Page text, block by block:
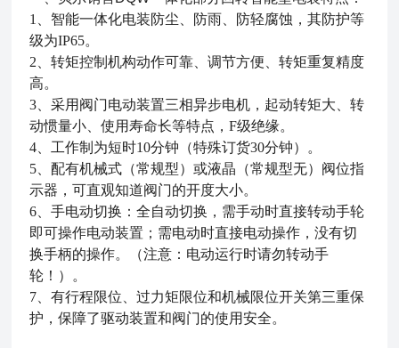
1、智能一体化电装防尘、防雨、防轻腐蚀，其防护等
级为IP65。
2、转矩控制机构动作可靠、调节方便、转矩重复精度
高。
3、采用阀门电动装置三相异步电机，起动转矩大、转
动惯量小、使用寿命长等特点，F级绝缘。
4、工作制为短时10分钟（特殊订货30分钟）。
5、配有机械式（常规型）或液晶（常规型无）阀位指
示器，可直观知道阀门的开度大小。
6、手电动切换：全自动切换，需手动时直接转动手轮
即可操作电动装置；需电动时直接电动操作，没有切
换手柄的操作。（注意：电动运行时请勿转动手
轮！）。
7、有行程限位、过力矩限位和机械限位开关第三重保
护，保障了驱动装置和阀门的使用安全。